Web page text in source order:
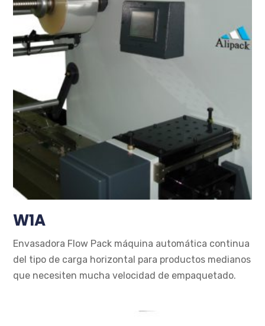
W1A
Envasadora Flow Pack máquina automática continua
del tipo de carga horizontal para productos medianos
que necesiten mucha velocidad de empaquetado.